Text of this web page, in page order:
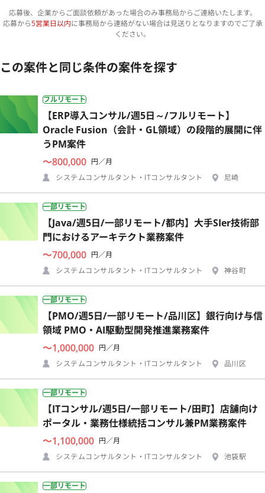
応募後、企業からご面談依頼があった場合のみ事務局からご連絡いたします。
応募から5営業日以内に事務局から連絡がない場合は見送りとなりますのでご了承
ください。
この案件と同じ条件の案件を探す
フルリモート
【ERP導入コンサル/週5日～/フルリモート】
Oracle Fusion（会計・GL領域）の段階的展開に伴
うPM案件
〜800,000 円／月
システムコンサルタント・ITコンサルタント
尼崎
一部リモート
【Java/週5日/一部リモート/都内】大手SIer技術部
門におけるアーキテクト業務案件
〜700,000 円／月
システムコンサルタント・ITコンサルタント
神谷町
一部リモート
【PMO/週5日/一部リモート/品川区】銀行向け与信
領域 PMO・AI駆動型開発推進業務案件
〜1,000,000 円／月
システムコンサルタント・ITコンサルタント
品川区
一部リモート
【ITコンサル/週5日/一部リモート/田町】店舗向け
ポータル・業務仕様統括コンサル兼PM業務案件
〜1,100,000 円／月
システムコンサルタント・ITコンサルタント
池袋駅
一部リモート